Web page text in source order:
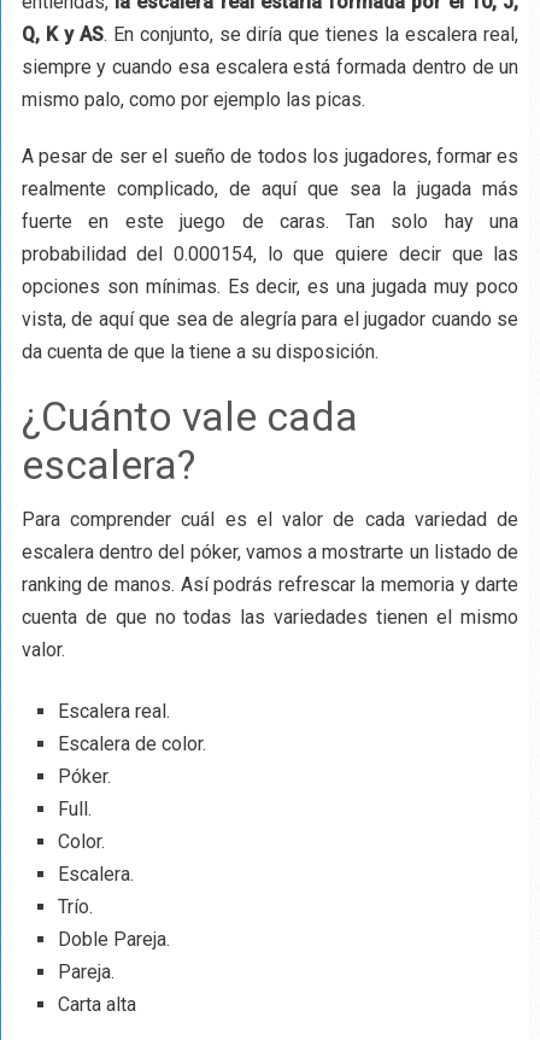
Q, K y AS. En conjunto, se diría que tienes la escalera real,
siempre y cuando esa escalera está formada dentro de un
mismo palo, como por ejemplo las picas.
A pesar de ser el sueño de todos los jugadores, formar es
realmente complicado, de aquí que sea la jugada más
fuerte en este juego de caras. Tan solo hay una
probabilidad del 0.000154, lo que quiere decir que las
opciones son mínimas. Es decir, es una jugada muy poco
vista, de aquí que sea de alegría para el jugador cuando se
da cuenta de que la tiene a su disposición.
¿Cuánto vale cada
escalera?
Para comprender cuál es el valor de cada variedad de
escalera dentro del póker, vamos a mostrarte un listado de
ranking de manos. Así podrás refrescar la memoria y darte
cuenta de que no todas las variedades tienen el mismo
valor.
Escalera real.
Escalera de color.
Póker.
Full.
Color.
Escalera.
Trío.
Doble Pareja.
Pareja.
Carta alta